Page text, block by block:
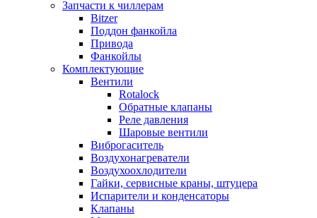
Запчасти к чиллерам
Bitzer
Поддон фанкойла
Привода
Фанкойлы
Комплектующие
Вентили
Rotalock
Обратные клапаны
Реле давления
Шаровые вентили
Виброгаситель
Воздухонагреватели
Воздухоохлодители
Гайки, сервисные краны, штуцера
Испарители и конденсаторы
Клапаны